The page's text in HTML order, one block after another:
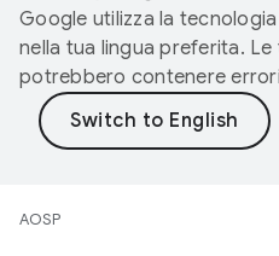
Google utilizza la
nella tua lingua preferita.
potrebbero contenere
AOSP